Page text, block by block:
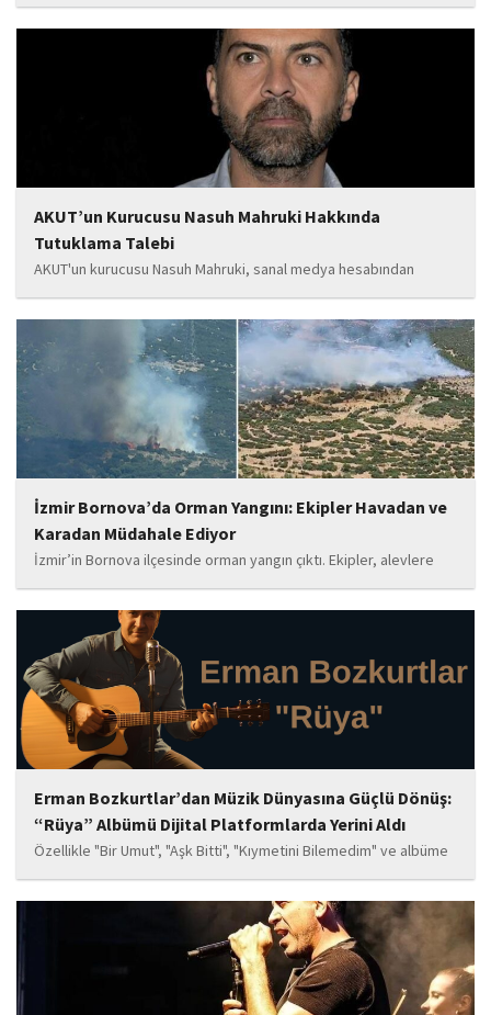
de önem veren Babat'ın, eğitim alanında bir lise ile iki okulun
yapımına katkı sunduğu, ayrıca Şırnak'ın çeşitli noktalarında
tamamlanan ve yapımı devam eden...
AKUT’un Kurucusu Nasuh Mahruki Hakkında
Tutuklama Talebi
AKUT'un kurucusu Nasuh Mahruki, sanal medya hesabından
yaptığı '15 Temmuz' paylaşımı nedeniyle 'Halkı kin ve düşmanlığa
tahrik veya aşağılama' suçundan gözaltına alındı. Mahruki,
tutuklama talebiyle Sulh Ceza Hakimliği'ne sevk edildi.
İzmir Bornova’da Orman Yangını: Ekipler Havadan ve
Karadan Müdahale Ediyor
İzmir’in Bornova ilçesinde orman yangın çıktı. Ekipler, alevlere
havadan ve karadan müdahale ediyor.
Erman Bozkurtlar’dan Müzik Dünyasına Güçlü Dönüş:
“Rüya” Albümü Dijital Platformlarda Yerini Aldı
Özellikle "Bir Umut", "Aşk Bitti", "Kıymetini Bilemedim" ve albüme
adını veren "Rüya" parçalarının kısa süre içerisinde öne çıkan
eserler arasında yer alması bekleniyor. Albüm, sanatçının önceki
çalışmalarına göre daha olgun,...